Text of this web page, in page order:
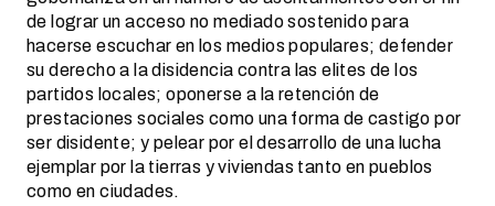
de lograr un acceso no mediado sostenido para
hacerse escuchar en los medios populares; defender
su derecho a la disidencia contra las elites de los
partidos locales; oponerse a la retención de
prestaciones sociales como una forma de castigo por
ser disidente; y pelear por el desarrollo de una lucha
ejemplar por la tierras y viviendas tanto en pueblos
como en ciudades.